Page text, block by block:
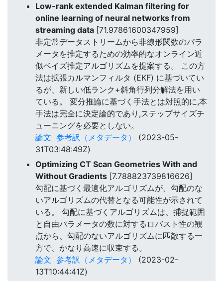
Low-rank extended Kalman filtering for
online learning of neural networks from
streaming data [71.97861600347959]
非定常データストリームから非線形関数のパラ
メータを推定するための効率的なオンライン近
似ベイズ推定アルゴリズムを提案する。 この方
法は拡張カルマンフィルタ (EKF) に基づいてい
るが、新しい低ランク+斜角行列分解法を用い
ている。 変分推論に基づく手法とは対照的に,本
手法は完全に決定論的であり,ステップサイズチ
ューニングを必要としない。
論文 参考訳（メタデータ）
(2023-05-
31T03:48:49Z)
Optimizing CT Scan Geometries With and
Without Gradients [7.788823739816626]
勾配に基づく最適化アルゴリズムが、勾配のな
いアルゴリズムの代替となる可能性が示されて
いる。 勾配に基づくアルゴリズムは、捕捉範囲
と自由パラメータの数に対するロバスト性の観
点から、勾配のないアルゴリズムに匹敵する一
方で、かなり高速に収束する。
論文 参考訳（メタデータ）
(2023-02-
13T10:44:41Z)